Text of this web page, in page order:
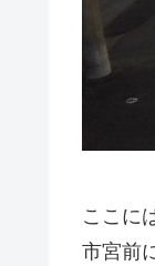
ここに
市宮前